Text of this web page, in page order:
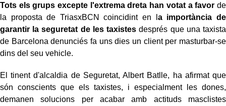
Tots els grups excepte l'extrema dreta han votat a favor de
la proposta de TriasxBCN coincidint en l a importància de
garantir la seguretat de les taxistes després que una taxista
de Barcelona denunciés fa uns dies un client per masturbar-se
dins del seu vehicle.
El tinent d'alcaldia de Seguretat, Albert Batlle, ha afirmat que
són conscients que els taxistes, i especialment les dones,
demanen solucions per acabar amb actituds masclistes